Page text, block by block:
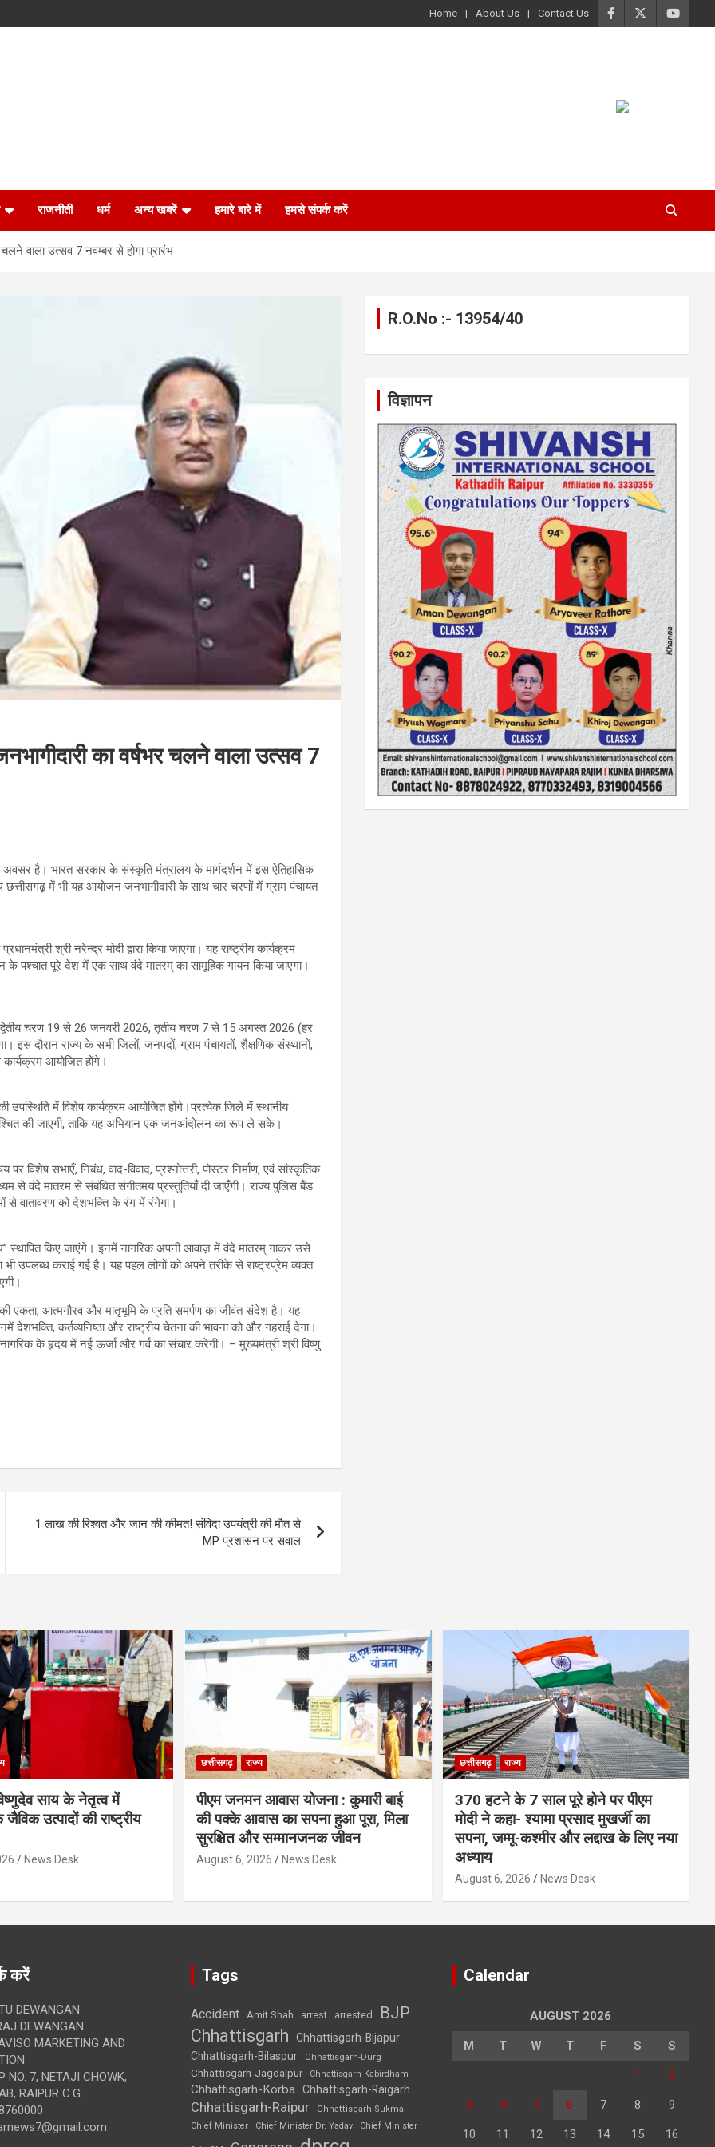
Home About Us Contact Us
राजनीती धर्म अन्य खबरें हमारे बारे में हमसे संपर्क करें
वाला उत्सव 7 नवम्बर से होगा प्रारंभ
का वर्षभर चलने वाला उत्सव 7
अवसर है। भारत सरकार के संस्कृति मंत्रालय के मार्गदर्शन में इस ऐतिहासिक
में भी यह आयोजन जनभागीदारी के साथ चार चरणों में ग्राम पंचायत
श्री नरेन्द्र मोदी द्वारा किया जाएगा। यह राष्ट्रीय कार्यक्रम
के पश्चात पूरे देश में एक साथ वंदे मातरम् का सामूहिक गायन किया जाएगा।
चरण 19 से 26 जनवरी 2026, तृतीय चरण 7 से 15 अगस्त 2026 (हर
दौरान राज्य के सभी जिलों, जनपदों, ग्राम पंचायतों, शैक्षणिक संस्थानों,
कार्यक्रम आयोजित होंगे।
उपस्थिति में विशेष कार्यक्रम आयोजित होंगे।प्रत्येक जिले में स्थानीय
की जाएगी, ताकि यह अभियान एक जनआंदोलन का रूप ले सके।
विशेष सभाएँ, निबंध, वाद-विवाद, प्रश्नोत्तरी, पोस्टर निर्माण, एवं सांस्कृतिक
से वंदे मातरम से संबंधित संगीतमय प्रस्तुतियाँ दी जाएँगी। राज्य पुलिस बैंड
से वातावरण को देशभक्ति के रंग में रंगेगा।
स्थापित किए जाएंगे। इनमें नागरिक अपनी आवाज़ में वंदे मातरम् गाकर उसे
उपलब्ध कराई गई है। यह पहल लोगों को अपने तरीके से राष्ट्रप्रेम व्यक्त
एकता, आत्मगौरव और मातृभूमि के प्रति समर्पण का जीवंत संदेश है। यह
कर्तव्यनिष्ठा और राष्ट्रीय चेतना की भावना को और गहराई देगा।
के हृदय में नई ऊर्जा और गर्व का संचार करेगी। – मुख्यमंत्री श्री विष्णु
1 लाख की रिश्वत और जान की कीमत! संविदा उपयंत्री की मौत से
MP प्रशासन पर सवाल
R.O.No :- 13954/40
विज्ञापन
साय के नेतृत्व में
उत्पादों की राष्ट्रीय
News Desk
छत्तीसगढ़ राज्य
पीएम जनमन आवास योजना : कुमारी बाई
की पक्के आवास का सपना हुआ पूरा, मिला
सुरक्षित और सम्मानजनक जीवन
August 6, 2026 News Desk
छत्तीसगढ़ राज्य
370 हटने के 7 साल पूरे होने पर पीएम
मोदी ने कहा- श्यामा प्रसाद मुखर्जी का
सपना, जम्मू-कश्मीर और लद्दाख के लिए नया
अध्याय
August 6, 2026 News Desk
करें
DEWANGAN
DEWANGAN
MARKETING AND
NO. 7, NETAJI CHOWK,
RAIPUR C.G.
Tags
Accident Amit Shah arrest arrested BJP
Chhattisgarh
Chhattisgarh-Bijapur
Chhattisgarh-Bilaspur
Chhattisgarh-Durg
Chhattisgarh-Jagdalpur Chhattisgarh-Kabirdham
Chhattisgarh-Korba Chhattisgarh-Raigarh
Chhattisgarh-Raipur
Chhattisgarh-Sukma
Chief Minister
Chief Minister Dr. Yadav Chief Minister
Calendar
AUGUST 2026
M T W T F S S
1 2
3 4 5 6 7 8 9
10 11 12 13 14 15 16